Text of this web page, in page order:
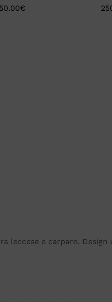
€
€
leccese e carparo. Design